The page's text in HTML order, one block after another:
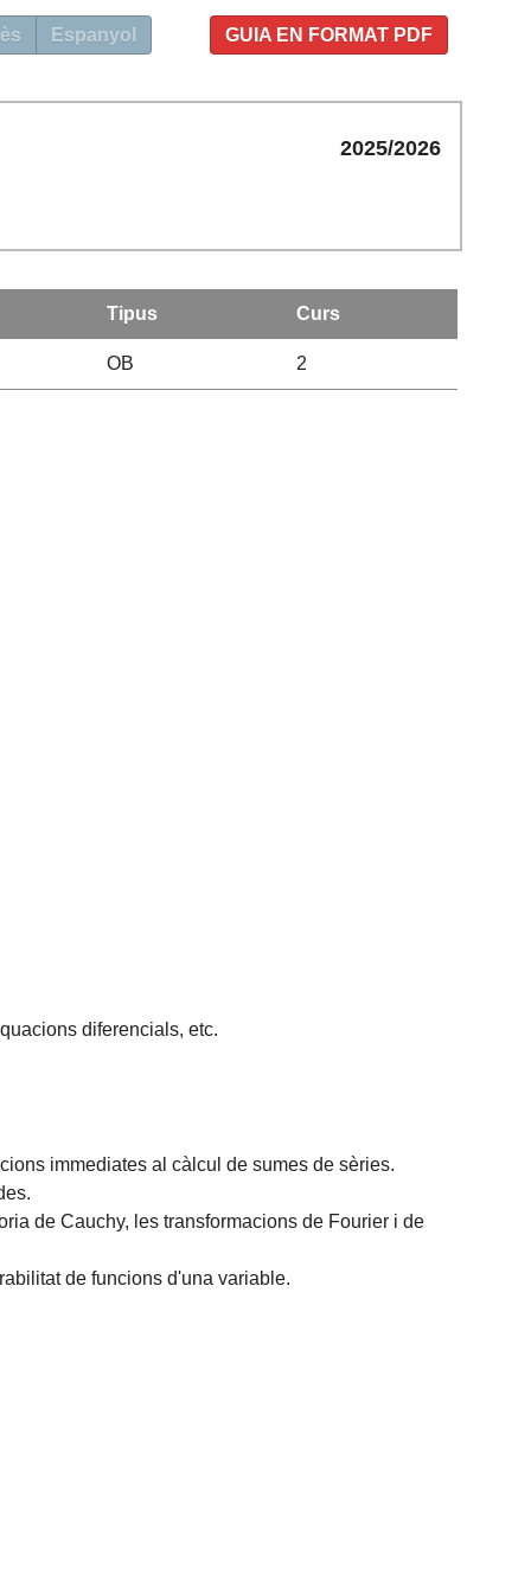
GUIA EN FORMAT PDF
Espanyol
2025/2026
Tipus Curs
OB 2
diferencials, etc.
immediates al càlcul de sumes de sèries.
de Cauchy, les transformacions de Fourier i de
de funcions d'una variable.